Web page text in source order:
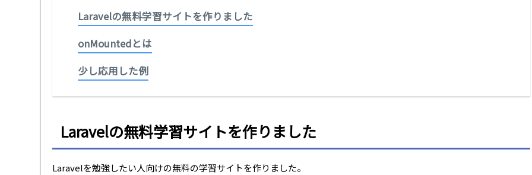
Laravelの無料学習サイトを作りました
onMountedとは
少し応用した例
Laravelの無料学習サイトを作りました
Laravelを勉強したい人向けの無料の学習サイトを作りました。